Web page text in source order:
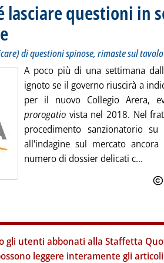
lasciare questioni in
di questioni spinose, rimaste sul
A poco più di una settimana
ignoto se il governo riuscirà a
per il nuovo Collegio Arera,
prorogatio vista nel 2018. Nel
procedimento sanzionatorio
all'indagine sul mercato
numero di dossier delicati c...
gli utenti abbonati alla Staffetta
leggere interamente gli